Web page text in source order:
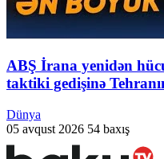
ABŞ İrana yenidən
taktiki gedişinə
Dünya
05 avqust 2026 54 baxış